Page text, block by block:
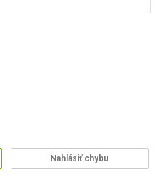
Nahlásiť chybu